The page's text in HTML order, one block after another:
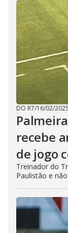
DO R7/16/02/2025
recebe
de jogo
Treinador do
Paulistão e